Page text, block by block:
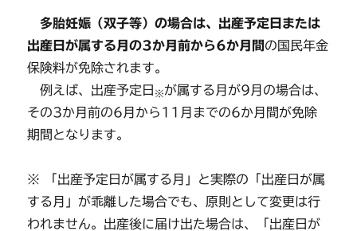
多胎妊娠（双子等）の場合は、出産予定日または
出産日が属する月の3か月前から6か月間 の国民年金
保険料が免除されます。
例えば、出産予定日 ※が属する月が9月の場合は、
その3か月前の6月から11月までの6か月間が免除
期間となります。
※ 「出産予定日が属する月」と実際の「出産日が属
する月」が乖離した場合でも、原則として変更は行
われません。出産後に届け出た場合は、「出産日が